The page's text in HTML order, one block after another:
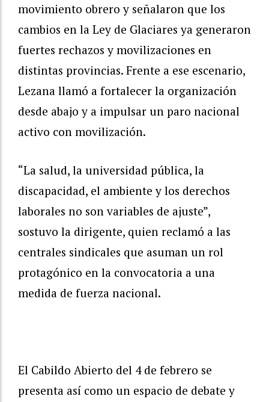
movimiento obrero y señalaron que los
cambios en la Ley de Glaciares ya generaron
fuertes rechazos y movilizaciones en
distintas provincias. Frente a ese escenario,
Lezana llamó a fortalecer la organización
desde abajo y a impulsar un paro nacional
activo con movilización.
“La salud, la universidad pública, la
discapacidad, el ambiente y los derechos
laborales no son variables de ajuste”,
sostuvo la dirigente, quien reclamó a las
centrales sindicales que asuman un rol
protagónico en la convocatoria a una
medida de fuerza nacional.
El Cabildo Abierto del 4 de febrero se
presenta así como un espacio de debate y